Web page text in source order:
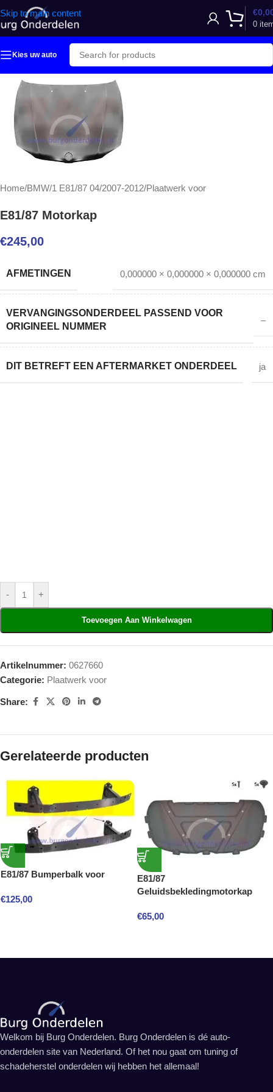
Skip to main content
0
€
Kies uw auto
Home/BMW/1 E81/87 04/2007-2012/Plaatwerk voor
E81/87 Motorkap
€245,00
AFMETINGEN 0,000000 × 0,000000 × 0,000000 cm
VERVANGINGSONDERDEEL PASSEND VOOR
ORIGINEEL NUMMER
–
DIT BETREFT EEN AFTERMARKET ONDERDEEL ja
- +
Toevoegen Aan Winkelwagen
Artikelnummer: 0627660
Categorie: Plaatwerk voor
Share:
Gerelateerde producten
E81/87 Bumperbalk voor
€125,00
E81/87
Geluidsbekledingmotorkap
€65,00
Welkom bij Burg Onderdelen. Burg Onderdelen is dé auto-
onderdelen site van Nederland. Of het nou gaat om tuning of
schadeherstel onderdelen wij hebben het allemaal!